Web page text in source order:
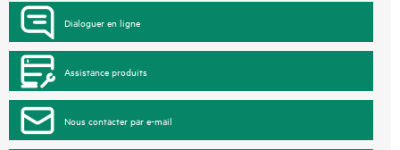
Dialoguer en ligne
Assistance produits
Nous contacter par e-mail